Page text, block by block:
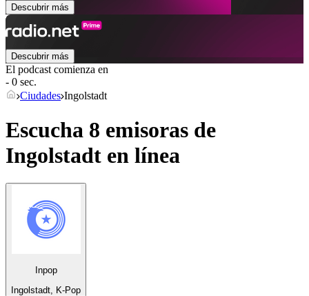
Descubrir más
Descubrir más
El podcast comienza en
- 0 sec.
Ciudades Ingolstadt
Escucha 8 emisoras de
Ingolstadt en línea
Inpop
Ingolstadt, K-Pop